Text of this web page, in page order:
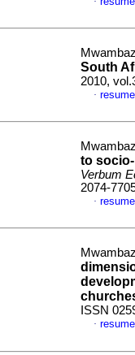
South
2010,
·
to
Verbum
2074-
·
ISSN
·